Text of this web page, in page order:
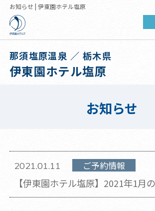
お知らせ | 伊東園ホテル塩原
那須塩原温泉 ／ 栃木県
伊東園ホテル塩原
お知らせ
2021.01.11 ご予約情報
【伊東園ホテル塩原】2021年1月
お知らせ(2021年1月11日更新)